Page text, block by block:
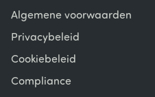
Algemene voorwaarden
Privacybeleid
Cookiebeleid
Compliance